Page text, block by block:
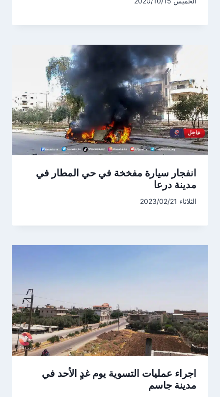
انفجار سيارة مفخخة في حي المطار في
مدينة درعا
الثلاثاء 2023/02/21
اجراء عمليات التسوية يوم غدٍ الأحد في
مدينة جاسم